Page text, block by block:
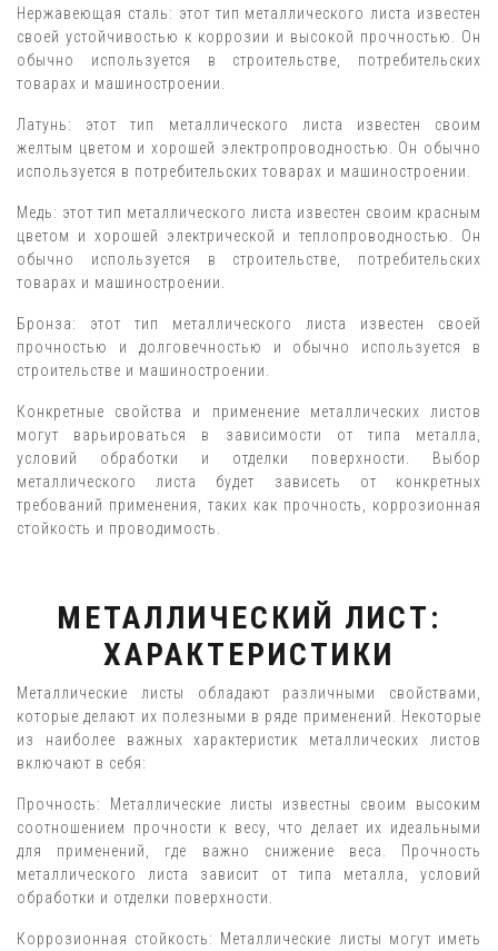
Нержавеющая сталь: этот тип металлического листа известен
своей устойчивостью к коррозии и высокой прочностью. Он
обычно используется в строительстве, потребительских
товарах и машиностроении.
Латунь: этот тип металлического листа известен своим
желтым цветом и хорошей электропроводностью. Он обычно
используется в потребительских товарах и машиностроении.
Медь: этот тип металлического листа известен своим красным
цветом и хорошей электрической и теплопроводностью. Он
обычно используется в строительстве, потребительских
товарах и машиностроении.
Бронза: этот тип металлического листа известен своей
прочностью и долговечностью и обычно используется в
строительстве и машиностроении.
Конкретные свойства и применение металлических листов
могут варьироваться в зависимости от типа металла,
условий обработки и отделки поверхности. Выбор
металлического листа будет зависеть от конкретных
требований применения, таких как прочность, коррозионная
стойкость и проводимость.
МЕТАЛЛИЧЕСКИЙ ЛИСТ:
ХАРАКТЕРИСТИКИ
Металлические листы обладают различными свойствами,
которые делают их полезными в ряде применений. Некоторые
из наиболее важных характеристик металлических листов
включают в себя:
Прочность: Металлические листы известны своим высоким
соотношением прочности к весу, что делает их идеальными
для применений, где важно снижение веса. Прочность
металлического листа зависит от типа металла, условий
обработки и отделки поверхности.
Коррозионная стойкость: Металлические листы могут иметь